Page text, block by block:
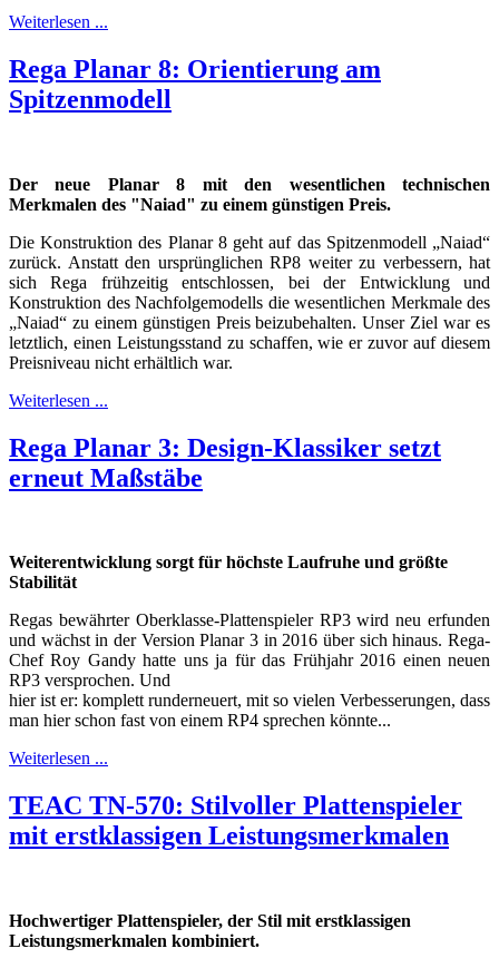
Weiterlesen ...
Rega Planar 8: Orientierung am
Spitzenmodell
Der neue Planar 8 mit den wesentlichen technischen
Merkmalen des "Naiad" zu einem günstigen Preis.
Die Konstruktion des Planar 8 geht auf das Spitzenmodell „Naiad“
zurück. Anstatt den ursprünglichen RP8 weiter zu verbessern, hat
sich Rega frühzeitig entschlossen, bei der Entwicklung und
Konstruktion des Nachfolgemodells die wesentlichen Merkmale des
„Naiad“ zu einem günstigen Preis beizubehalten. Unser Ziel war es
letztlich, einen Leistungsstand zu schaffen, wie er zuvor auf diesem
Preisniveau nicht erhältlich war.
Weiterlesen ...
Rega Planar 3: Design-Klassiker setzt
erneut Maßstäbe
Weiterentwicklung sorgt für höchste Laufruhe und größte
Stabilität
Regas bewährter Oberklasse-Plattenspieler RP3 wird neu erfunden
und wächst in der Version Planar 3 in 2016 über sich hinaus. Rega-
Chef Roy Gandy hatte uns ja für das Frühjahr 2016 einen neuen
RP3 versprochen. Und
hier ist er: komplett runderneuert, mit so vielen Verbesserungen, dass
man hier schon fast von einem RP4 sprechen könnte...
Weiterlesen ...
TEAC TN-570: Stilvoller Plattenspieler
mit erstklassigen Leistungsmerkmalen
Hochwertiger Plattenspieler, der Stil mit erstklassigen
Leistungsmerkmalen kombiniert.